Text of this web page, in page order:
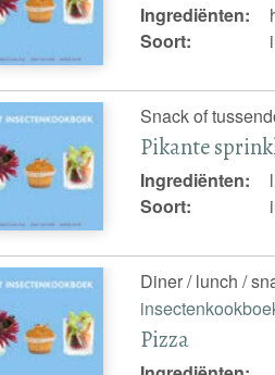
Ingrediënten:
Soort:
Snack of
Pikante
Ingrediënten:
Soort:
Diner / lunch /
Pizza